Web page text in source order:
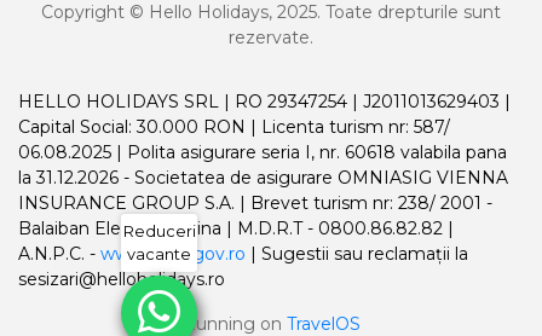
Copyright © Hello Holidays, 2025. Toate drepturile sunt
rezervate.
HELLO HOLIDAYS SRL | RO 29347254 | J2011013629403 |
Capital Social: 30.000 RON | Licenta turism nr: 587/
06.08.2025 | Polita asigurare seria I, nr. 60618 valabila pana
la 31.12.2026 - Societatea de asigurare OMNIASIG VIENNA
INSURANCE GROUP S.A. | Brevet turism nr: 238/ 2001 -
Balaiban Elena Madalina | M.D.R.T - 0800.86.82.82 |
A.N.P.C. - www.anpc.gov.ro | Sugestii sau reclamații la
sesizari@helloholidays.ro
Running on TravelOS
Reduceri
vacante